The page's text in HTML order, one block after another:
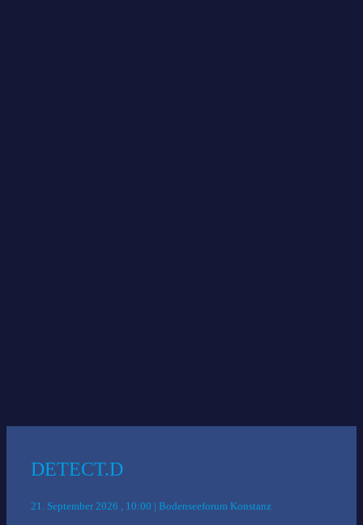
DETECT.D
21. September 2026 , 10:00 | Bodenseeforum Konstanz